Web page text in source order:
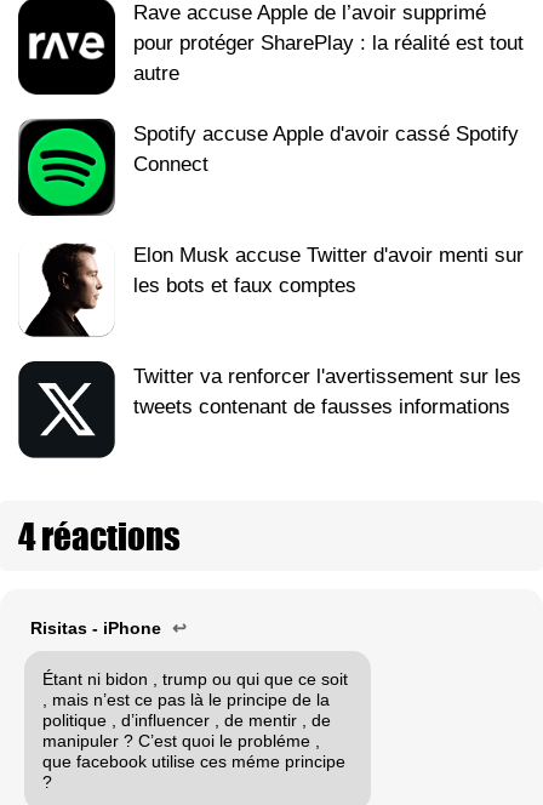
Rave accuse Apple de l’avoir supprimé
pour protéger SharePlay : la réalité est tout
autre
Spotify accuse Apple d'avoir cassé Spotify
Connect
Elon Musk accuse Twitter d'avoir menti sur
les bots et faux comptes
Twitter va renforcer l'avertissement sur les
tweets contenant de fausses informations
4 réactions
Risitas - iPhone ↩
Étant ni bidon , trump ou qui que ce soit
, mais n’est ce pas là le principe de la
politique , d’influencer , de mentir , de
manipuler ? C’est quoi le probléme ,
que facebook utilise ces méme principe
?